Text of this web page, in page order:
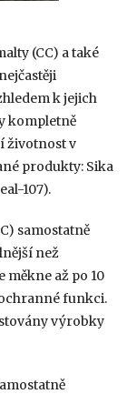
(CC) a také
k jejich
kompletně
životnost v
produkty: Sika
107).
samostatně
než
až po 10
funkci.
výrobky